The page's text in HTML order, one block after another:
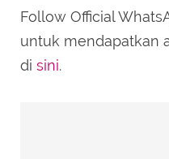
Follow Official
untuk mendapatkan
di sini.